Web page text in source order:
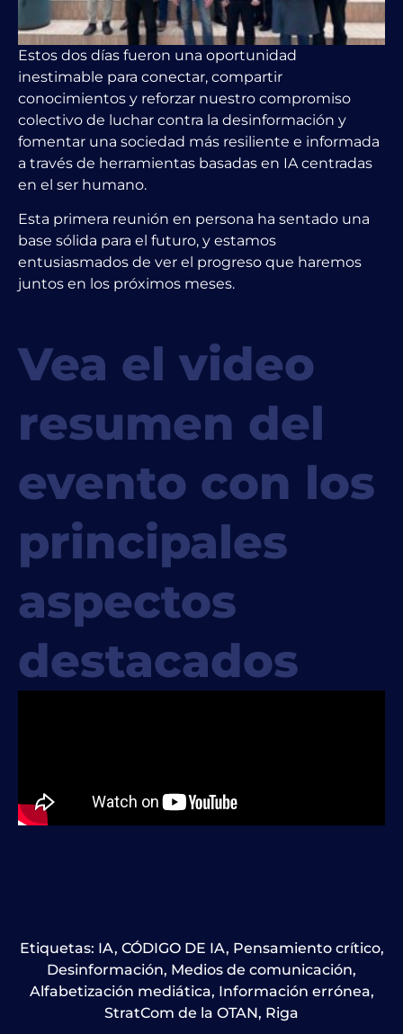
Estos dos días fueron una oportunidad
inestimable para conectar, compartir
conocimientos y reforzar nuestro compromiso
colectivo de luchar contra la desinformación y
fomentar una sociedad más resiliente e informada
a través de herramientas basadas en IA centradas
en el ser humano.
Esta primera reunión en persona ha sentado una
base sólida para el futuro, y estamos
entusiasmados de ver el progreso que haremos
juntos en los próximos meses.
Vea el video
resumen del
evento con los
principales
aspectos
destacados
Etiquetas: IA, CÓDIGO DE IA, Pensamiento crítico,
Desinformación, Medios de comunicación,
Alfabetización mediática, Información errónea,
StratCom de la OTAN, Riga